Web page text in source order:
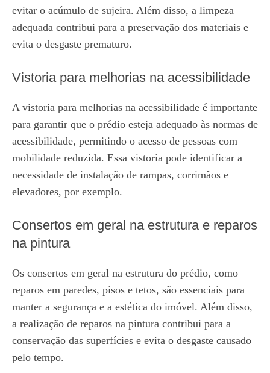
evitar o acúmulo de sujeira. Além disso, a limpeza
adequada contribui para a preservação dos materiais e
evita o desgaste prematuro.
Vistoria para melhorias na acessibilidade
A vistoria para melhorias na acessibilidade é importante
para garantir que o prédio esteja adequado às normas de
acessibilidade, permitindo o acesso de pessoas com
mobilidade reduzida. Essa vistoria pode identificar a
necessidade de instalação de rampas, corrimãos e
elevadores, por exemplo.
Consertos em geral na estrutura e reparos
na pintura
Os consertos em geral na estrutura do prédio, como
reparos em paredes, pisos e tetos, são essenciais para
manter a segurança e a estética do imóvel. Além disso,
a realização de reparos na pintura contribui para a
conservação das superfícies e evita o desgaste causado
pelo tempo.